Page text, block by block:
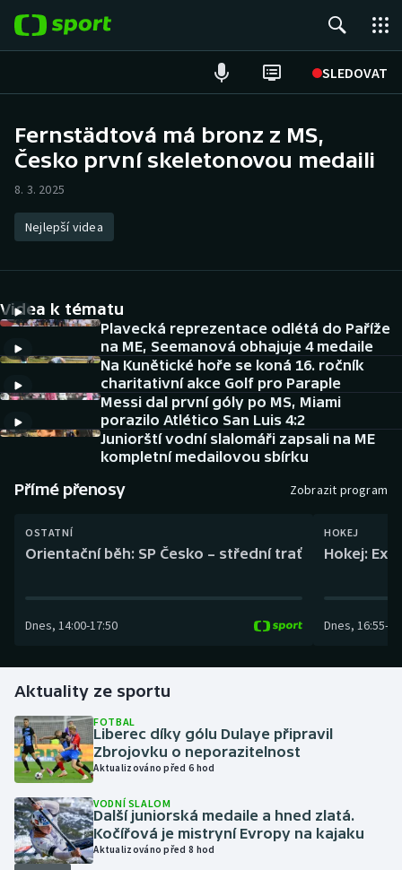
SLEDOVAT
Hokej
Atletika
DALŠÍ SPORTY
Americký fotbal
Baseball a softbal
Biatlon
Boby a skeleton
Curling
Dostihy
Florbal
Futsal
Golf
Gymnastika
NEPŘEHLÉDNĚTE
Historické návraty
Aplikace ČT sport
AZ kvíz
Fernstädtová má bronz z MS,
Česko první skeletonovou medaili
8. 3. 2025
Nejlepší videa
Videa k tématu
Plavecká reprezentace odlétá do Paříže
na ME, Seemanová obhajuje 4 medaile
Na Kunětické hoře se koná 16. ročník
charitativní akce Golf pro Paraple
Messi dal první góly po MS, Miami
porazilo Atlético San Luis 4:2
Juniorští vodní slalomáři zapsali na ME
kompletní medailovou sbírku
Přímé přenosy Zobrazit program
OSTATNÍ
Orientační běh: SP Česko – střední trať
Dnes, 14:00-17:50
HOKEJ
Hokej:
Dnes, 16:55-
Aktuality ze sportu
FOTBAL
Liberec díky gólu Dulaye připravil
Zbrojovku o neporazitelnost
Aktualizováno před 6 hod
VODNÍ SLALOM
Další juniorská medaile a hned zlatá.
Kočířová je mistryní Evropy na kajaku
Aktualizováno před 8 hod